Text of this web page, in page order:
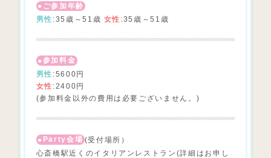
ご参加年齢
男性 :35歳～51歳 女性 :35歳～51歳
参加料金
男性 :5600円
女性 :2400円
(参加料金以外の費用は必要ございません。)
Party会場 (受付場所）
心斎橋駅近くのイタリアンレストラン(詳細はお申し